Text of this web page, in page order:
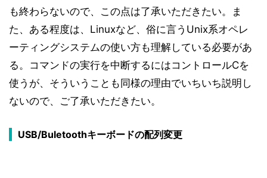
も終わらないので、この点は了承いただきたい。ま
た、ある程度は、Linuxなど、俗に言うUnix系オペレ
ーティングシステムの使い方も理解している必要があ
る。コマンドの実行を中断するにはコントロールCを
使うが、そういうことも同様の理由でいちいち説明し
ないので、ご了承いただきたい。
USB/Buletoothキーボードの配列変更